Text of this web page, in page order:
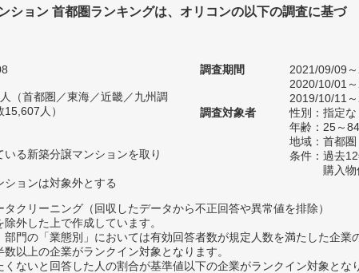
ション 首都圏ランキングは、オリコンの以下の調査に基づ
（首都圏／東海／近畿／九州調
人）
る新築分譲マンションを取り
ョンは対象外とする
調査期間
2021/09/09
2020/10/01
2019/10/11
調査対象者
性別：指定な
年齢：25～
地域：首都圏
条件：過去
購入
クリーニング（回収したデータから不正回答や異常値を排除）
外した上で作成しています。
門の「業態別」においては有効回答者数が規定人数を満たした企業
以上の企業がランクイン対象となります。
ないと回答した人の割合が基準値以下の企業がランクイン対象とな